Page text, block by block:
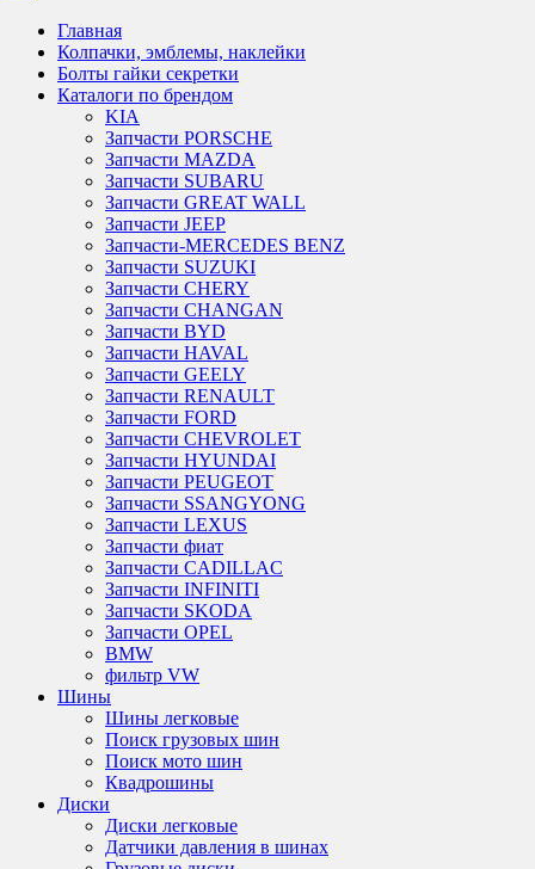
Главная
Колпачки, эмблемы, наклейки
Болты гайки секретки
Каталоги по брендом
KIA
Запчасти PORSCHE
Запчасти MAZDA
Запчасти SUBARU
Запчасти GREAT WALL
Запчасти JEEP
Запчасти-MERCEDES BENZ
Запчасти SUZUKI
Запчасти CHERY
Запчасти CHANGAN
Запчасти BYD
Запчасти HAVAL
Запчасти GEELY
Запчасти RENAULT
Запчасти FORD
Запчасти CHEVROLET
Запчасти HYUNDAI
Запчасти PEUGEOT
Запчасти SSANGYONG
Запчасти LEXUS
Запчасти фиат
Запчасти CADILLAC
Запчасти INFINITI
Запчасти SKODA
Запчасти OPEL
BMW
фильтр VW
Шины
Шины легковые
Поиск грузовых шин
Поиск мото шин
Квадрошины
Диски
Диски легковые
Датчики давления в шинах